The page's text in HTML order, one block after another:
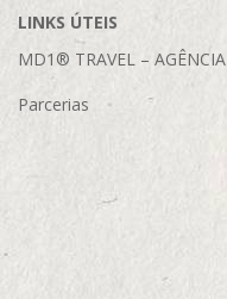
LINKS ÚTEIS
MD1® TRAVEL – AGÊNCIA
Parcerias